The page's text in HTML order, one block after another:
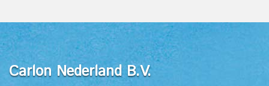
Carlon Nederland B.V.